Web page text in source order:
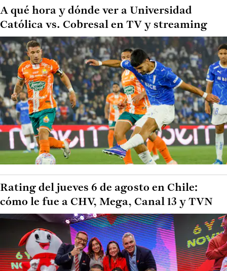
A qué hora y dónde ver a Universidad
Católica vs. Cobresal en TV y streaming
Rating del jueves 6 de agosto en Chile:
cómo le fue a CHV, Mega, Canal 13 y TVN